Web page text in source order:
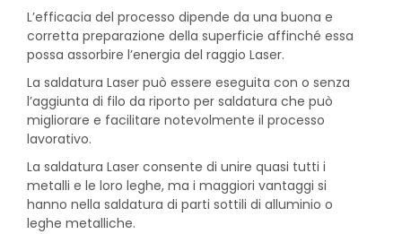
L’efficacia del processo dipende da una buona e
corretta preparazione della superficie affinché essa
possa assorbire l’energia del raggio Laser.
La saldatura Laser può essere eseguita con o senza
l’aggiunta di filo da riporto per saldatura che può
migliorare e facilitare notevolmente il processo
lavorativo.
La saldatura Laser consente di unire quasi tutti i
metalli e le loro leghe, ma i maggiori vantaggi si
hanno nella saldatura di parti sottili di alluminio o
leghe metalliche.